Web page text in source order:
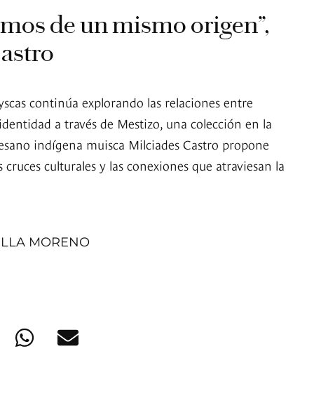
de un mismo origen”,
continúa explorando las relaciones entre
a través de Mestizo, una colección en la
indígena muisca Milciades Castro propone
culturales y las conexiones que atraviesan la
MORENO